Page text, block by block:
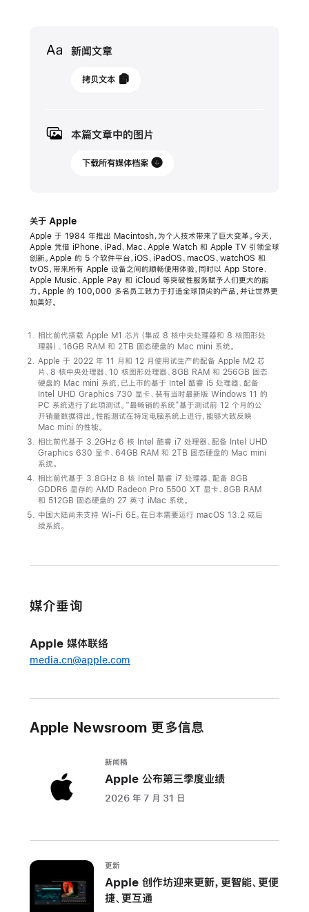
新闻文章
2023
月
稿
Apple
推
出
M2
M2 Pro
的
新
款
Mac mini，
更
强
大，
更
才
艺
售
4,499，
更
加
超
拷贝文本
本篇文章中的图片
下载所有媒体档案
关于 Apple
Apple 于 1984 年推出 Macintosh，为个人技术带来了巨大变革。今天，
Apple 凭借 iPhone、iPad、Mac、Apple Watch 和 Apple TV 引领全球
创新。Apple 的 5 个软件平台，iOS、iPadOS、macOS、watchOS 和
tvOS，带来所有 Apple 设备之间的顺畅使用体验，同时以 App Store、
Apple Music、Apple Pay 和 iCloud 等突破性服务赋予人们更大的能
力。Apple 的 100,000 多名员工致力于打造全球顶尖的产品，并让世界更
加美好。
相比前代搭载 Apple M1 芯片（集成 8 核中央处理器和 8 核图形处
理器）、16GB RAM 和 2TB 固态硬盘的 Mac mini 系统。
Apple 于 2022 年 11 月和 12 月使用试生产的配备 Apple M2 芯
片、8 核中央处理器、10 核图形处理器、8GB RAM 和 256GB 固态
硬盘的 Mac mini 系统，已上市的基于 Intel 酷睿 i5 处理器、配备
Intel UHD Graphics 730 显卡、装有当时最新版 Windows 11 的
PC 系统进行了此项测试。“最畅销的系统”基于测试前 12 个月的公
开销量数据得出。性能测试在特定电脑系统上进行，能够大致反映
Mac mini 的性能。
相比前代基于 3.2GHz 6 核 Intel 酷睿 i7 处理器、配备 Intel UHD
Graphics 630 显卡、64GB RAM 和 2TB 固态硬盘的 Mac mini
系统。
相比前代基于 3.8GHz 8 核 Intel 酷睿 i7 处理器、配备 8GB
GDDR6 显存的 AMD Radeon Pro 5500 XT 显卡、8GB RAM
和 512GB 固态硬盘的 27 英寸 iMac 系统。
中国大陆尚未支持 Wi-Fi 6E。在日本需要运行 macOS 13.2 或后
续系统。
媒介垂询
Apple 媒体联络
media.cn@apple.com
Apple Newsroom 更多信息
新闻稿
Apple 公布第三季度业绩
2026 年 7 月 31 日
更新
Apple 创作坊迎来更新，更智能、更便
捷、更互通